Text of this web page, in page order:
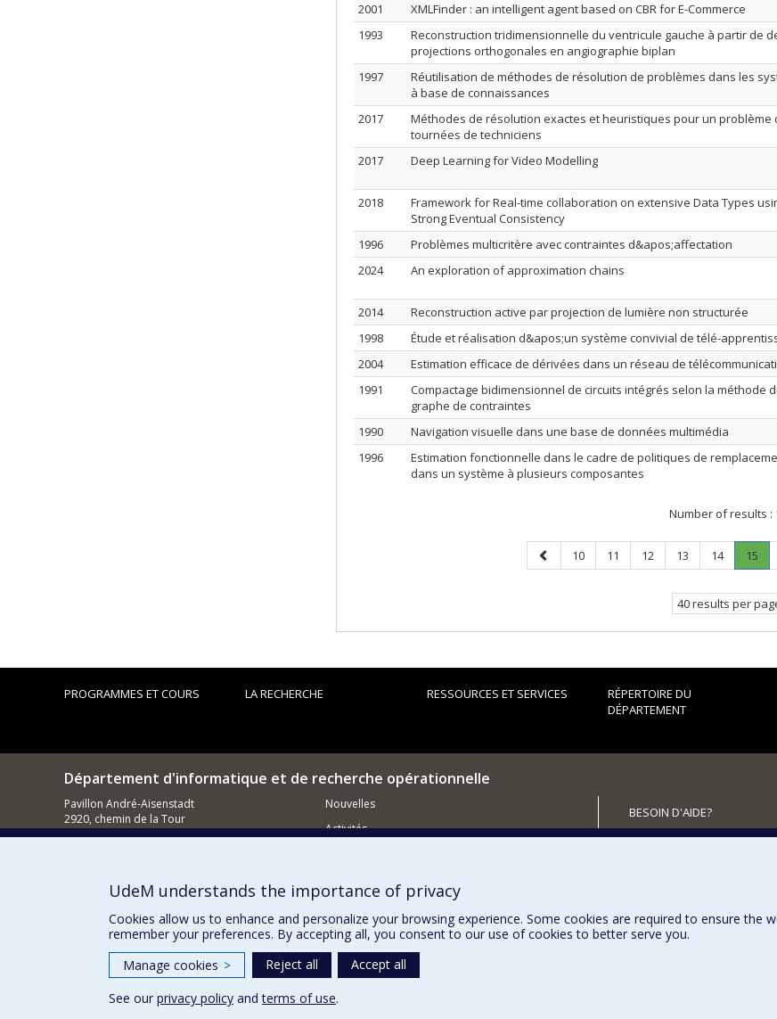
2001
XMLFinder : an intelligent agent based on CBR for E-Commerce
1993
Reconstruction tridimensionnelle du ventricule gauche à partir de
projections orthogonales en angiographie biplan
1997
Réutilisation de méthodes de résolution de problèmes dans les
à base de connaissances
2017
Méthodes de résolution exactes et heuristiques pour un problème
tournées de techniciens
2017
Deep Learning for Video Modelling
2018
Framework for Real-time collaboration on extensive Data Types
Strong Eventual Consistency
1996 Problèmes multicritère avec contraintes d&apos;affectation
2024
An exploration of approximation chains
2014 Reconstruction active par projection de lumière non structurée
1998
Étude et réalisation d&apos;un système convivial de télé-
2004
Estimation efficace de dérivées dans un réseau de
1991
Compactage bidimensionnel de circuits intégrés selon la méthode
graphe de contraintes
1990 Navigation visuelle dans une base de données multimédia
1996
Estimation fonctionnelle dans le cadre de politiques de
dans un système à plusieurs composantes
Number of results :
Previous
page
Page
10 Page
11 Page
12 Page
13 Page
14 Page
15
40 results per
PROGRAMMES ET COURS LA RECHERCHE RESSOURCES ET SERVICES
RÉPERTOIRE DU
DÉPARTEMENT
Département d'informatique et de recherche opérationnelle
Pavillon André-Aisenstadt
2920, chemin de la Tour
Montréal (QC)
Nouvelles
Activités
BESOIN D'AIDE?
Plan du site
Terms of use Cookie Settings
UdeM understands the importance of privacy
Cookies allow us to enhance and personalize your browsing experience. Some cookies are required to ensure the
remember your preferences. By accepting all, you consent to our use of cookies to better serve you.
Manage cookies > Reject all
Accept all
See our privacy policy andterms of use.